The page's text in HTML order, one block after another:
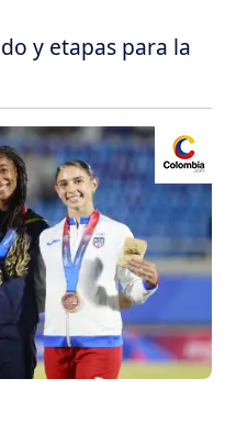
y etapas para la